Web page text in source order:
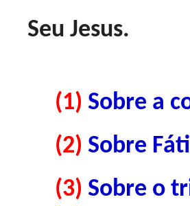
Seu Jesus.
(1) Sobre a
(2) Sobre
(3) Sobre o